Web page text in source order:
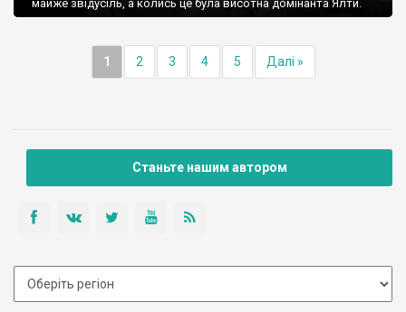
майже звідусіль, а колись це була висотна домінанта Ялти.
1 2 3 4 5 Далі »
Станьте нашим автором